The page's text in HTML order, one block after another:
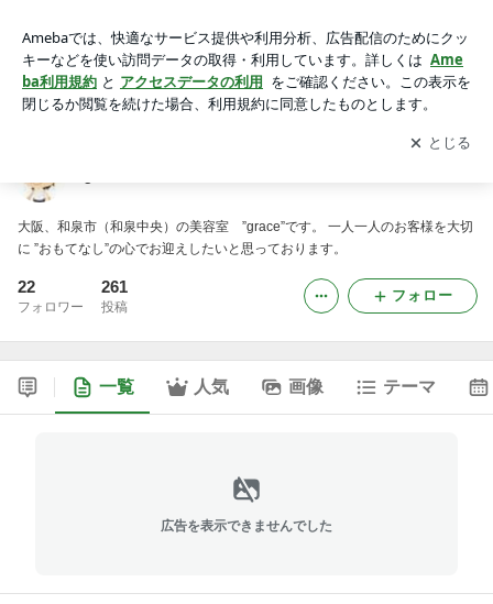
アプリをダウンロードして ブログの更新通知
を受け取りまし
ょう。
開く
大阪、和泉市（和泉中央）の美容室 ”grace”です。 一人一人のお客様を大切
に ”おもてなし”の心でお迎えしたいと思っております。
22
フォロワー
261
投稿
フォロー
一覧 人気 画像 テーマ
広告を表示できませんでした